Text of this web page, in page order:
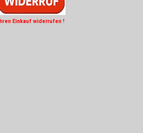
Ihren Einkauf widerrufen !